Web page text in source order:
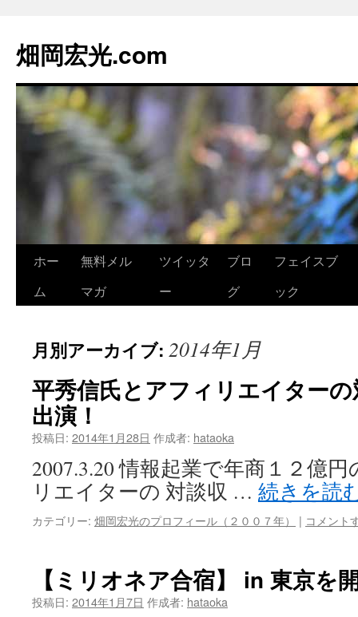
畑岡宏光.com
コ
ツ
へ
ス
キ
ホー
ム
無料メル
マガ
ツイッタ
ー
ブロ
グ
フェイスブ
ック
月別アーカイブ: 2014年1月
平秀信氏とアフィリエイター
出演！
投稿日: 2014年1月28日 作成者: hataoka
2007.3.20 情報起業で年商１２億
リエイターの 対談収 … 続きを読
カテゴリー: 畑岡宏光のプロフィール（２００７年） | コメント
【ミリオネア合宿】 in 東京を
投稿日: 2014年1月7日 作成者: hataoka